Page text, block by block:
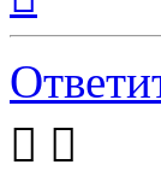
началу